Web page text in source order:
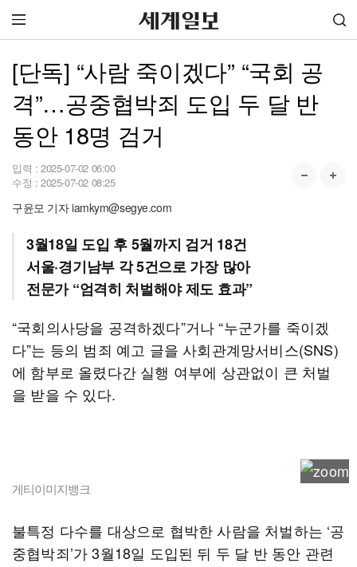
[단독] “사람 죽이겠다” “국회 공
격”…공중협박죄 도입 두 달 반
동안 18명 검거
입력 : 2025-07-02 06:00
수정 : 2025-07-02 08:25
구윤모 기자 iamkym@segye.com
3월18일 도입 후 5월까지 검거 18건
서울·경기남부 각 5건으로 가장 많아
전문가 “엄격히 처벌해야 제도 효과”
“국회의사당을 공격하겠다”거나 “누군가를 죽이겠
다”는 등의 범죄 예고 글을 사회관계망서비스(SNS)
에 함부로 올렸다간 실행 여부에 상관없이 큰 처벌
을 받을 수 있다.
게티이미지뱅크
불특정 다수를 대상으로 협박한 사람을 처벌하는 ‘공
중협박죄’가 3월18일 도입된 뒤 두 달 반 동안 관련